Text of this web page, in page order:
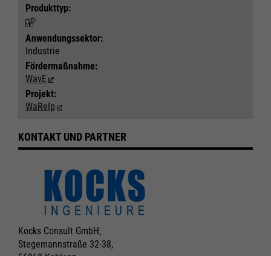
Produkttyp:
Anwendungs­sektor:
Industrie
Fördermaßnahme:
WavE
Projekt:
WaReIp
KONTAKT UND PARTNER
Kocks Consult GmbH,
Stegemannstraße 32-38,